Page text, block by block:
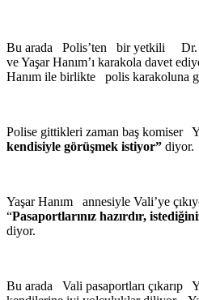
Bu arada Polis’ten bir yetkili Dr.
ve Yaşar Hanım’ı karakola davet
Hanım ile birlikte polis karakoluna
Polise gittikleri zaman baş komiser
kendisiyle görüşmek istiyor” diyor.
Yaşar Hanım annesiyle Vali’ye
“Pasaportlarınız hazırdır,
diyor.
Bu arada Vali pasaportları çıkarıp